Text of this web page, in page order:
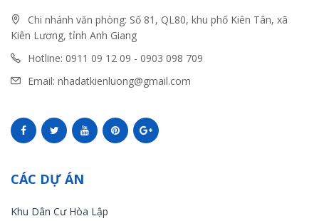
Chi nhánh văn phòng: Số 81, QL80, khu phố Kiên Tân, xã
Kiên Lương, tỉnh Anh Giang
Hotline: 0911 09 12 09 - 0903 098 709
Email: nhadatkienluong@gmail.com
CÁC DỰ ÁN
Khu Dân Cư Hòa Lập